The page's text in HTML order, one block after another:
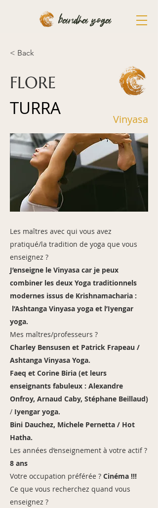
bandha yoga
< Back
FLORE
TURRA
Vinyasa
Les maîtres avec qui vous avez
pratiqué/la tradition de yoga que vous
enseignez ?
J’enseigne le Vinyasa car je peux
combiner les deux Yoga traditionnels
modernes issus de Krishnamacharia :
l’Ashtanga Vinyasa yoga et l’Iyengar
yoga.
Mes maîtres/professeurs ?
Charley Bensusen et Patrick Frapeau /
Ashtanga Vinyasa Yoga.
Faeq et Corine Biria (et leurs
enseignants fabuleux : Alexandre
Onfroy, Arnaud Caby, Stéphane Beillaud)
/ Iyengar yoga.
Bini Dauchez, Michele Pernetta / Hot
Hatha.
Les années d’enseignement à votre actif ?
8 ans
Votre occupation préférée ? Cinéma !!!
Ce que vous recherchez quand vous
enseignez ?